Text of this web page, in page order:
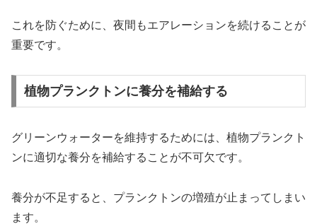
これを防ぐために、夜間もエアレーションを続けることが
重要です。
植物プランクトンに養分を補給する
グリーンウォーターを維持するためには、植物プランクト
ンに適切な養分を補給することが不可欠です。
養分が不足すると、プランクトンの増殖が止まってしまい
ます。